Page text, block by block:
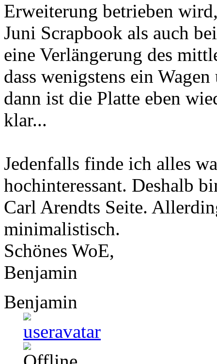
Erweiterung betrieben
Juni Scrapbook als auch
eine Verlängerung des
dass wenigstens ein
dann ist die Platte eben
klar...
Jedenfalls finde ich alles
hochinteressant. Deshalb
Carl Arendts Seite.
minimalistisch.
Schönes WoE,
Benjamin
Benjamin